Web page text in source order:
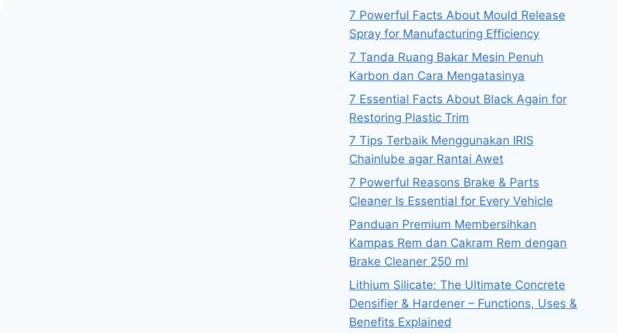
7 Powerful Facts About Mould Release
Spray for Manufacturing Efficiency
7 Tanda Ruang Bakar Mesin Penuh
Karbon dan Cara Mengatasinya
7 Essential Facts About Black Again for
Restoring Plastic Trim
7 Tips Terbaik Menggunakan IRIS
Chainlube agar Rantai Awet
7 Powerful Reasons Brake & Parts
Cleaner Is Essential for Every Vehicle
Panduan Premium Membersihkan
Kampas Rem dan Cakram Rem dengan
Brake Cleaner 250 ml
Lithium Silicate: The Ultimate Concrete
Densifier & Hardener – Functions, Uses &
Benefits Explained